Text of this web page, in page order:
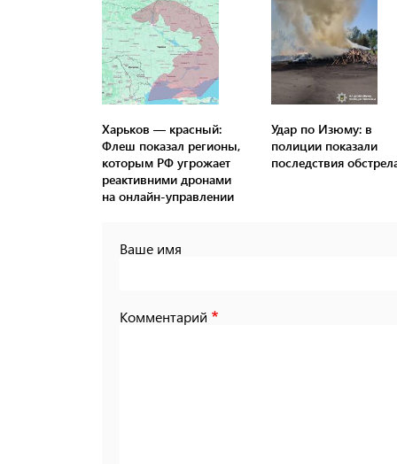
Харьков — красный:
Флеш показал регионы,
которым РФ угрожает
реактивними дронами
на онлайн-управлении
Удар по Изюму: в
полиции показали
последствия
Ваше имя
Комментарий